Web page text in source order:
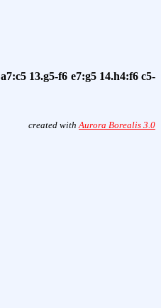
a7:c5 13.g5-f6 e7:g5 14.h4:f6 c5-
created withAurora Borealis 3.0